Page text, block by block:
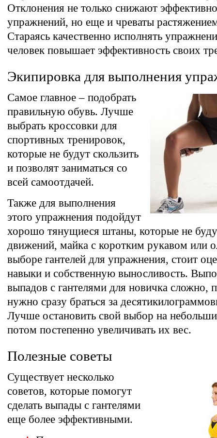
Отклонения не только снижают
упражнений, но еще и чреваты
Стараясь качественно исполнять
человек повышает эффективность своих
Экипировка для выполнения
Самое главное – подобрать
правильную обувь. Лучше
выбрать кроссовки для
спортивных тренировок,
которые не будут скользить
и позволят заниматься со
всей самоотдачей.
Также для выполнения
этого упражнения подойдут
хорошо тянущиеся штаны, которые не
движений, майка с коротким рукавом или
выборе гантелей для упражнения, стоит
навыки и собственную выносливость.
выпадов с гантелями для новичка сложно,
нужно сразу браться за
Лучше остановить свой выбор на
потом постепенно увеличивать их вес.
Полезные советы
Существует несколько
советов, которые помогут
сделать выпады с гантелями
еще более эффективными.